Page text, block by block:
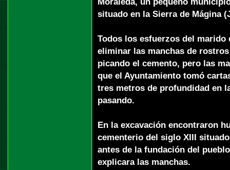
situado en la Sierra de Mágina
Todos los esfuerzos del
eliminar las manchas de
picando el cemento, pero las
que el Ayuntamiento tomó
tres metros de profundidad en
pasando.
En la excavación encontraron
cementerio del siglo XIII
antes de la fundación del
explicara las manchas.